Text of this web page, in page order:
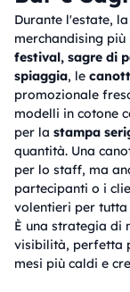
Durante l'estate,
merchandising
festival, sagre di
spiaggia, le
promozionale
modelli in cotone
per la stampa
quantità. Una
per lo staff, ma
partecipanti o i
volentieri per
È una strategia di
visibilità, perfetta
mesi più caldi e